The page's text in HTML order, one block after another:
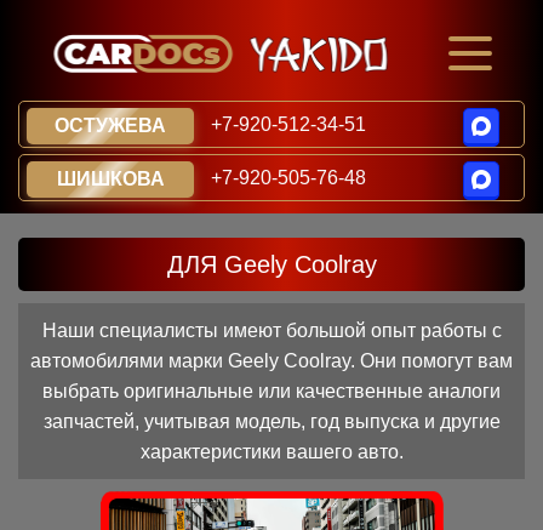
ОСТУЖЕВА +7-920-512-34-51
ШИШКОВА +7-920-505-76-48
ДЛЯ Geely Coolray
Наши специалисты имеют большой опыт работы с
автомобилями марки Geely Coolray. Они помогут вам
выбрать оригинальные или качественные аналоги
запчастей, учитывая модель, год выпуска и другие
характеристики вашего авто.